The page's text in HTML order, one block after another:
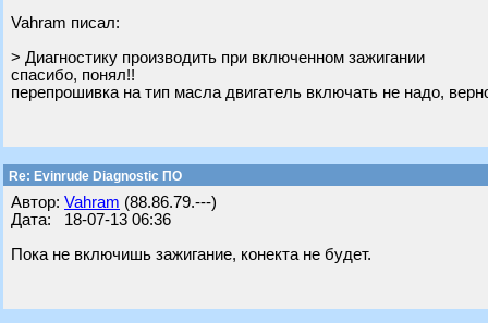
Vahram писал:
> Диагностику производить при включенном зажигании
спасибо, понял!!
перепрошивка на тип масла двигатель включать не надо,
Re: Evinrude Diagnostic ПО
Автор: Vahram (88.86.79.---)
Дата: 18-07-13 06:36
Пока не включишь зажигание, конекта не будет.